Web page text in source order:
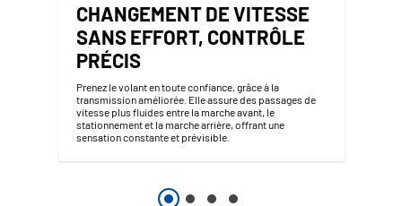
CHANGEMENT DE VITESSE
SANS EFFORT, CONTRÔLE
PRÉCIS
Prenez le volant en toute confiance, grâce à la
transmission améliorée. Elle assure des passages de
vitesse plus fluides entre la marche avant, le
stationnement et la marche arrière, offrant une
sensation constante et prévisible.